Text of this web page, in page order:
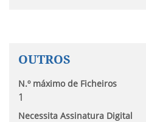
OUTROS
N.º máximo de Ficheiros
1
Necessita Assinatura Digital